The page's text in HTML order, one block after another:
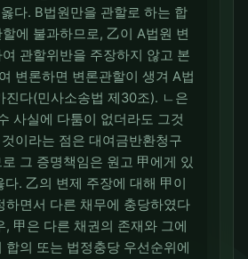
다. B법원만을 관할로 하는 합
에 불과하므로, 乙이 A법원 변
관할위반을 주장하지 않고 본
변론하면 변론관할이 생겨 A법
진다(민사소송법 제30조). ㄴ은
사실에 다툼이 없더라도 그것
이라는 점은 대여금반환청구
그 증명책임은 원고 甲에게 있
다. 乙의 변제 주장에 대해 甲이
하면서 다른 채무에 충당하였다
, 甲은 다른 채권의 존재와 그에
합의 또는 법정충당 우선순위에